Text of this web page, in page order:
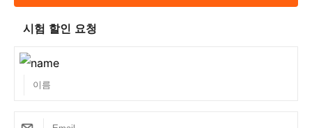
시험 할인 요청